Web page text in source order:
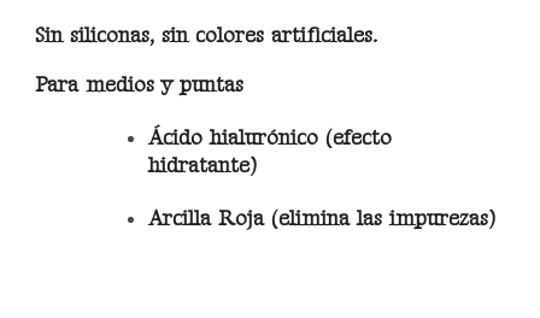
Sin siliconas, sin colores artificiales.
Para medios y puntas
Ácido hialurónico (efecto
hidratante)
Arcilla Roja (elimina las impurezas)